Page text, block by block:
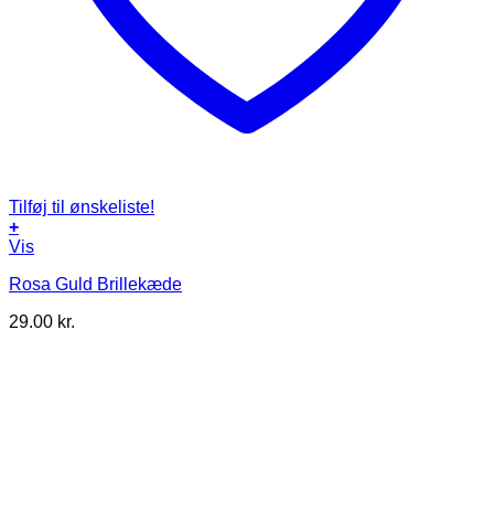
Tilføj til ønskeliste!
+
Vis
Rosa Guld Brillekæde
29.00 kr.